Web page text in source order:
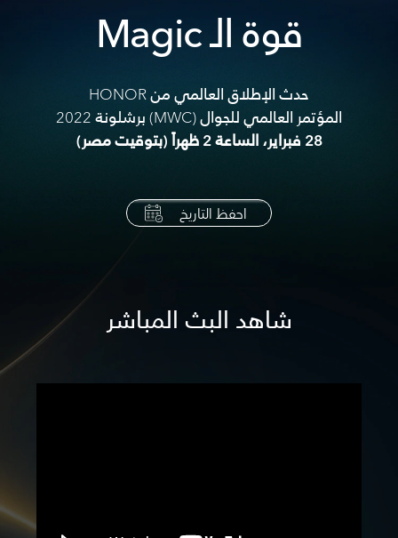
قوة الـ Magic
حدث الإطلاق العالمي من HONOR
المؤتمر العالمي للجوال (MWC) برشلونة 2022
28 فبراير، الساعة 2 ظهراً (بتوقيت مصر)
احفظ التاريخ
شاهد البث المباشر